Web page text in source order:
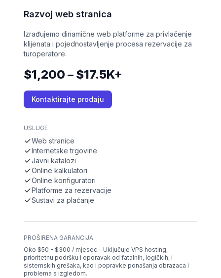
Razvoj web stranica
Izrađujemo dinamične web platforme za privlačenje
klijenata i pojednostavljenje procesa rezervacije za
turoperatore.
$1,200 – $17.5K+
Kontaktirajte prodaju
USLUGE
Web stranice
Internetske trgovine
Javni katalozi
Online kalkulatori
Online konfiguratori
Platforme za rezervacije
Sustavi za plaćanje
PROŠIRENA GARANCIJA
Oko $50 - $300 / mjesec – Uključuje VPS hosting,
prioritetnu podršku i oporavak od fatalnih, logičkih, i
sistemskih grešaka, kao i popravke ponašanja obrazaca i
problema s izgledom.